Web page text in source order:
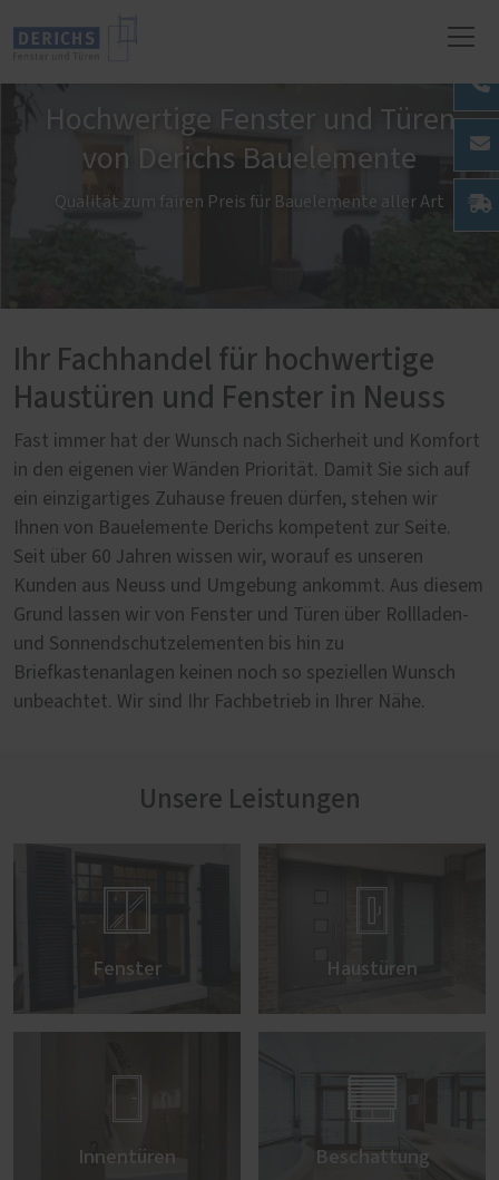
Hochwertige Fenster und Türen
von Derichs Bauelemente
Qualität zum fairen Preis für Bauelemente aller Art
Ihr Fachhandel für hochwertige
Haustüren und Fenster in Neuss
Fast immer hat der Wunsch nach Sicherheit und Komfort
in den eigenen vier Wänden Priorität. Damit Sie sich auf
ein einzigartiges Zuhause freuen dürfen, stehen wir
Ihnen von Bauelemente Derichs kompetent zur Seite.
Seit über 60 Jahren wissen wir, worauf es unseren
Kunden aus Neuss und Umgebung ankommt. Aus diesem
Grund lassen wir von Fenster und Türen über Rollladen-
und Sonnendschutzelementen bis hin zu
Briefkastenanlagen keinen noch so speziellen Wunsch
unbeachtet. Wir sind Ihr Fachbetrieb in Ihrer Nähe.
Unsere Leistungen

Fenster

Haustüren

Innentüren

Beschattung